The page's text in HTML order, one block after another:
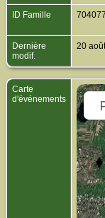
ID Famille
Dernière
modif.
20
Carte
d'événements